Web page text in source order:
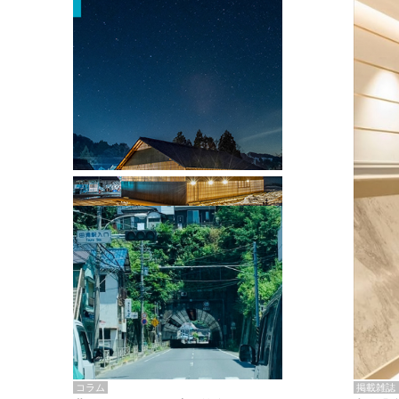
掲載雑誌
掲載雑誌・書籍
『街歩き研修「アールデコとモダニズ
ム、和風バロック」』のレポート記事が
掲載
コラム